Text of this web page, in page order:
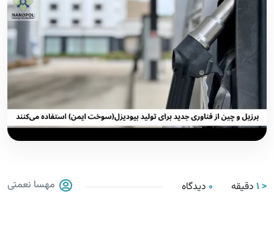
< 1 دقیقه 0 دیدگاه مهسا نعمتی